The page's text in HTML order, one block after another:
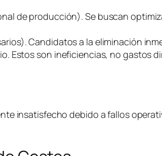
de producción). Se buscan
Candidatos a la eliminación
Estos son ineficiencias, no gastos
insatisfecho debido a fallos